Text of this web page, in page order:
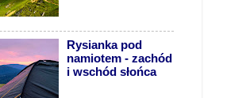
Rysianka pod
namiotem - zachód
i wschód słońca